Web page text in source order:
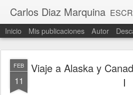
Carlos Diaz Marquina
Inicio Mis publicaciones Autor
FEB
11
Viaje a Alaska y
I